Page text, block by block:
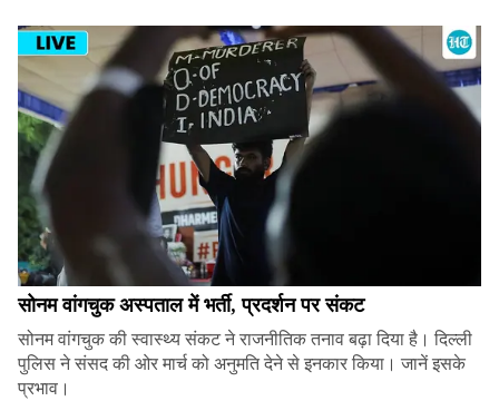
सोनम वांगचुक अस्पताल में भर्ती, प्रदर्शन पर संकट
सोनम वांगचुक की स्वास्थ्य संकट ने राजनीतिक तनाव बढ़ा दिया है। दिल्ली
पुलिस ने संसद की ओर मार्च को अनुमति देने से इनकार किया। जानें इसके
प्रभाव।